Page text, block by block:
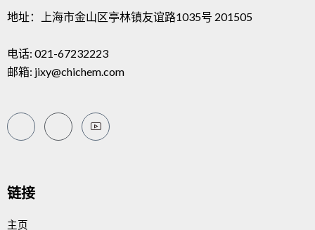
地址：上海市金山区亭林镇友谊路1035号 201505
电话: 021-67232223
邮箱: jixy@chichem.com
链接
主页